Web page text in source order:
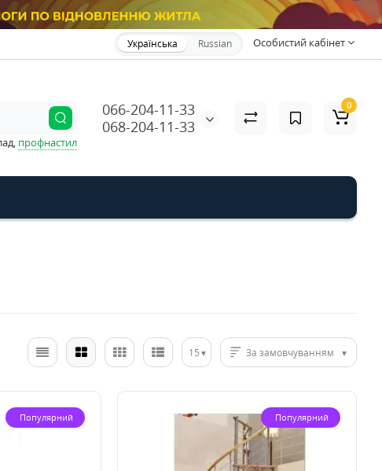
Особистий кабінет
Українська Russian
066-204-11-33
068-204-11-33
профнастил
0
15 За замовчуванням
Популярний Популярний